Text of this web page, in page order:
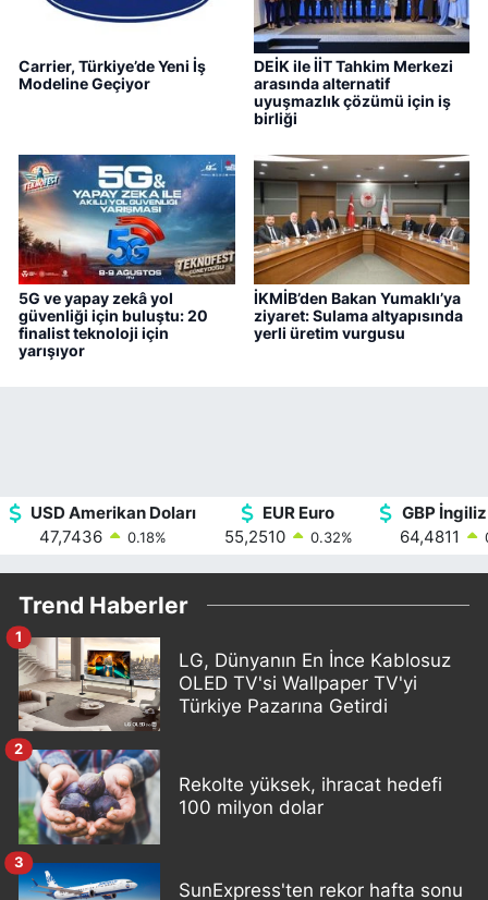
Carrier, Türkiye’de Yeni İş
Modeline Geçiyor
DEİK ile İİT Tahkim Merkezi
arasında alternatif
uyuşmazlık çözümü için iş
birliği
5G ve yapay zekâ yol
güvenliği için buluştu: 20
finalist teknoloji için
yarışıyor
İKMİB’den Bakan Yumaklı’ya
ziyaret: Sulama altyapısında
yerli üretim vurgusu
USD Amerikan Doları
47,7436
0.18%
EUR Euro
55,2510
0.32%
GBP
64,4811
Trend Haberler
LG, Dünyanın En İnce Kablosuz
OLED TV'si Wallpaper TV'yi
Türkiye Pazarına Getirdi
1
Rekolte yüksek, ihracat hedefi
100 milyon dolar
2
SunExpress'ten rekor hafta sonu
3